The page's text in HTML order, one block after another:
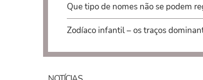
Que tipo de nomes não se podem
Zodíaco infantil – os traços